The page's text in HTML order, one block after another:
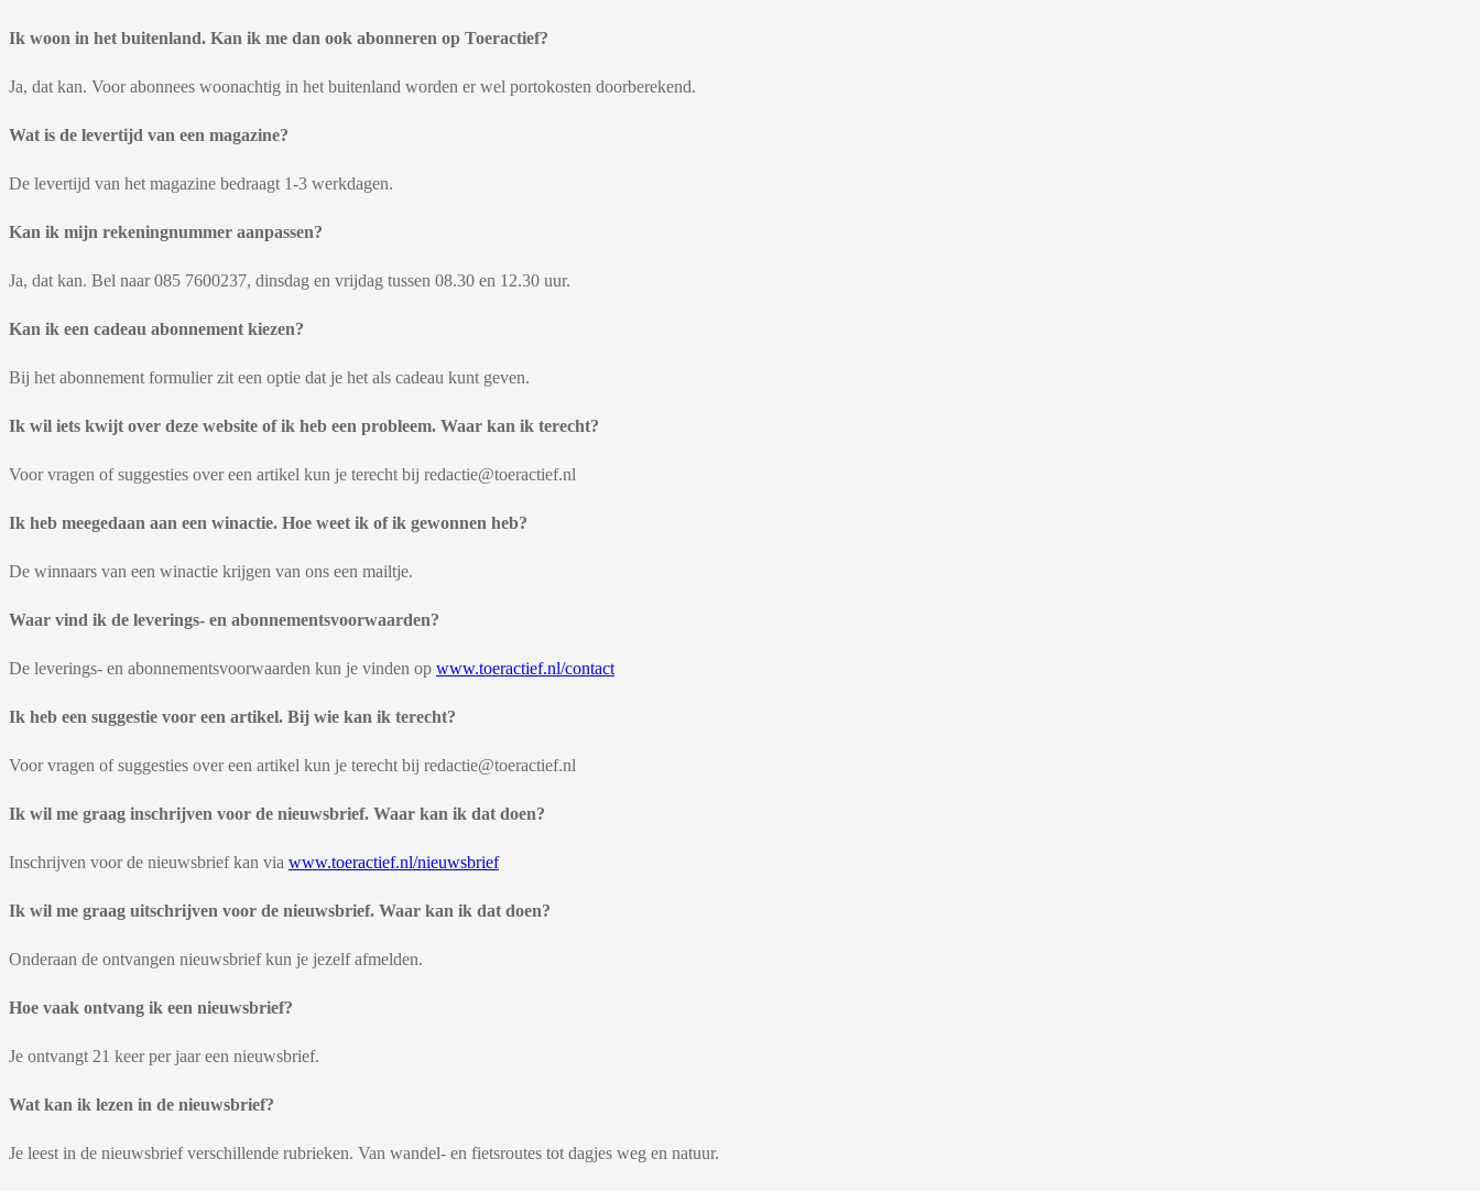
Ik woon in het buitenland. Kan ik me dan ook abonneren op Toeractief?
Ja, dat kan. Voor abonnees woonachtig in het buitenland worden er wel portokosten doorberekend.
Wat is de levertijd van een magazine?
De levertijd van het magazine bedraagt 1-3 werkdagen.
Kan ik mijn rekeningnummer aanpassen?
Ja, dat kan. Bel naar 085 7600237, dinsdag en vrijdag tussen 08.30 en 12.30 uur.
Kan ik een cadeau abonnement kiezen?
Bij het abonnement formulier zit een optie dat je het als cadeau kunt geven.
Ik wil iets kwijt over deze website of ik heb een probleem. Waar kan ik terecht?
Voor vragen of suggesties over een artikel kun je terecht bij redactie@toeractief.nl
Ik heb meegedaan aan een winactie. Hoe weet ik of ik gewonnen heb?
De winnaars van een winactie krijgen van ons een mailtje.
Waar vind ik de leverings- en abonnementsvoorwaarden?
De leverings- en abonnementsvoorwaarden kun je vinden op www.toeractief.nl/contact
Ik heb een suggestie voor een artikel. Bij wie kan ik terecht?
Voor vragen of suggesties over een artikel kun je terecht bij redactie@toeractief.nl
Ik wil me graag inschrijven voor de nieuwsbrief. Waar kan ik dat doen?
Inschrijven voor de nieuwsbrief kan via www.toeractief.nl/nieuwsbrief
Ik wil me graag uitschrijven voor de nieuwsbrief. Waar kan ik dat doen?
Onderaan de ontvangen nieuwsbrief kun je jezelf afmelden.
Hoe vaak ontvang ik een nieuwsbrief?
Je ontvangt 21 keer per jaar een nieuwsbrief.
Wat kan ik lezen in de nieuwsbrief?
Je leest in de nieuwsbrief verschillende rubrieken. Van wandel- en fietsroutes tot dagjes weg en natuur.